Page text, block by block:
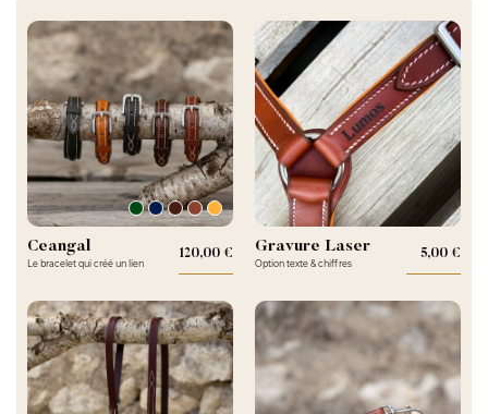
Ceangal
Le bracelet qui créé un lien Prix
120,00 € Gravure Laser
Option texte & chiffres
5,00 €